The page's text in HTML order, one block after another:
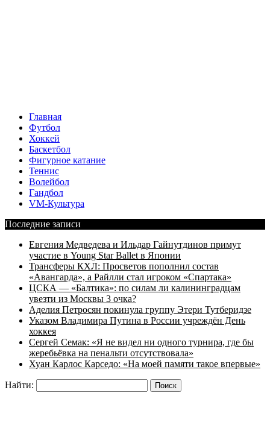
Главная
Футбол
Хоккей
Баскетбол
Фигурное катание
Теннис
Волейбол
Гандбол
VM-Культура
Последние записи
Евгения Медведева и Ильдар Гайнутдинов примут
участие в Young Star Ballet в Японии
Трансферы КХЛ: Просветов пополнил состав
«Авангарда», а Райлли стал игроком «Спартака»
ЦСКА — «Балтика»: по силам ли калининградцам
увезти из Москвы 3 очка?
Аделия Петросян покинула группу Этери Тутберидзе
Указом Владимира Путина в России учреждён День
хоккея
Сергей Семак: «Я не видел ни одного турнира, где бы
жеребьёвка на пенальти отсутствовала»
Хуан Карлос Карседо: «На моей памяти такое впервые»
Найти: